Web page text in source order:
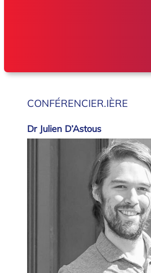
CONFÉRENCIER.IÈRE
Dr Julien D’Astous